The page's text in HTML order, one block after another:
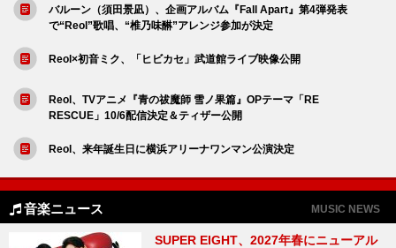
バルーン（須田景凪）、企画アルバム『Fall Apart』第4弾発表
で“Reol”歌唱、“椎乃味醂”アレンジ参加が決定
Reol×初音ミク、「ヒビカセ」武道館ライブ映像公開
Reol、TVアニメ『青の祓魔師 雪ノ果篇』OPテーマ「RE
RESCUE」10/6配信決定＆ティザー公開
Reol、来年誕生日に横浜アリーナワンマン公演決定
音楽ニュース MUSIC NEWS
SUPER EIGHT、2027年春にニューアル